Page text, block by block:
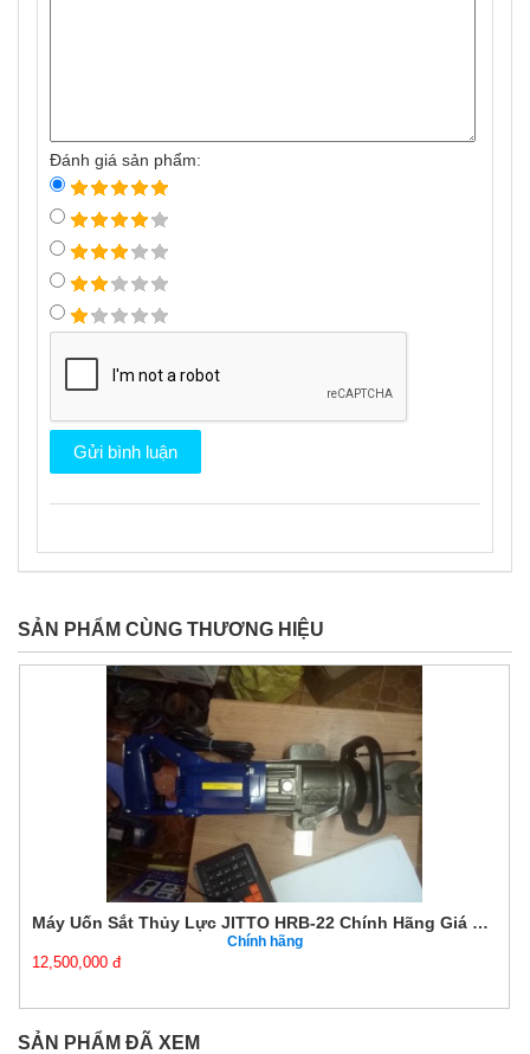
Đánh giá sản phẩm:
SẢN PHẨM CÙNG THƯƠNG HIỆU
Máy Uốn Sắt Thủy Lực JITTO HRB-22 Chính Hãng Giá Tốt
Chính hãng
12,500,000 đ
SẢN PHẨM ĐÃ XEM